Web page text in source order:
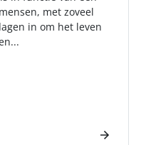
met zoveel
in om het leven